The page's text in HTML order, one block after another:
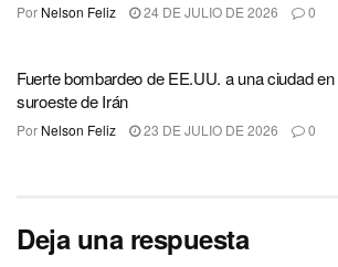
Por Nelson Feliz 24 DE JULIO DE 2026 0
Fuerte bombardeo de EE.UU. a una ciudad en
suroeste de Irán
Por Nelson Feliz 23 DE JULIO DE 2026 0
Deja una respuesta